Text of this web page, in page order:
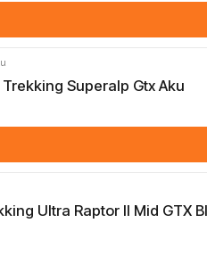
Superalp Gtx Aku
Ultra Raptor II Mid GTX